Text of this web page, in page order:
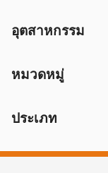
อุตสาหกรรม
หมวดหมู่
ประเภท